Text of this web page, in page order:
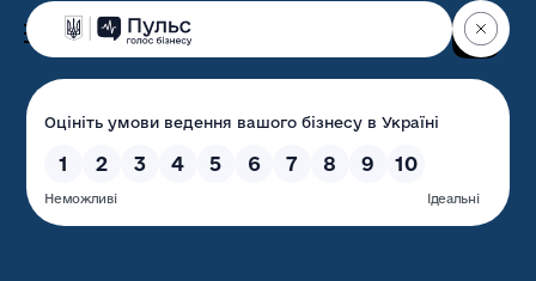
Волинська обласна
державна адміністрація